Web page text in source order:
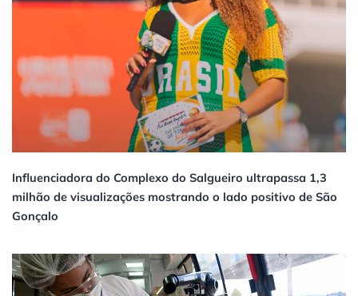
Influenciadora do Complexo do Salgueiro ultrapassa 1,3
milhão de visualizações mostrando o lado positivo de São
Gonçalo